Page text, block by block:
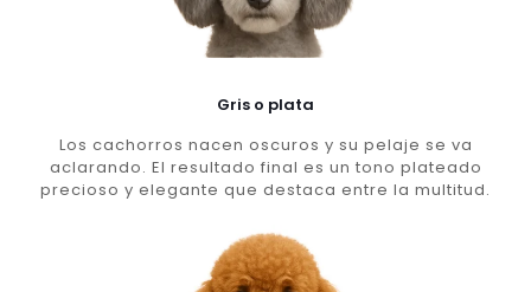
Gris o plata
Los cachorros nacen oscuros y su pelaje se va
aclarando. El resultado final es un tono plateado
precioso y elegante que destaca entre la multitud.